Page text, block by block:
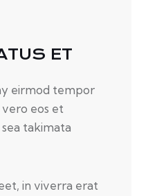
ET
eirmod tempor
eos et
takimata
in viverra erat